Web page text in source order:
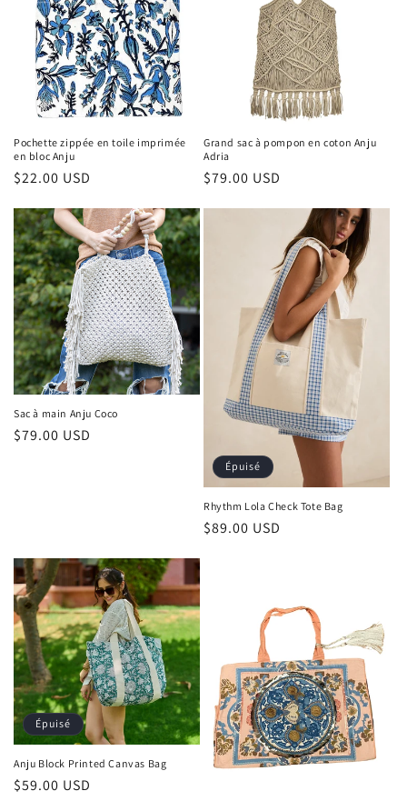
Pochette zippée en toile imprimée
en bloc Anju
Prix
$22.00 USD
Grand sac à pompon en coton Anju
Adria
Prix
$79.00 USD
Sac à main Anju Coco
Prix
$79.00 USD
Épuisé
Rhythm Lola Check Tote Bag
Prix
$89.00 USD
Épuisé
Anju Block Printed Canvas Bag
Prix
$59.00 USD